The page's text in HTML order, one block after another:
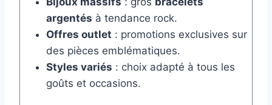
argentés à tendance rock.
Offres outlet : promotions exclusives sur
des pièces emblématiques.
Styles variés : choix adapté à tous les
goûts et occasions.